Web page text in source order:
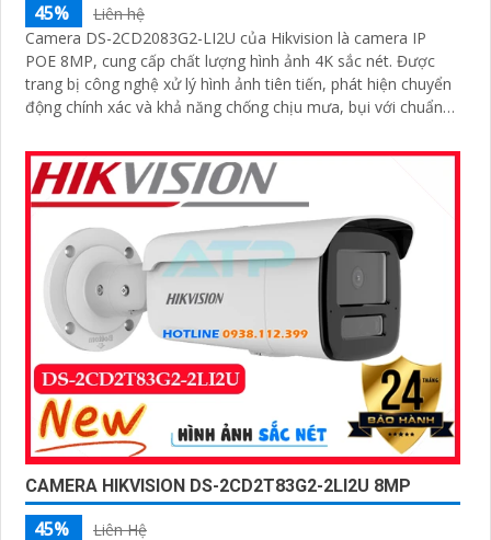
45%
Liên hệ
Camera DS-2CD2083G2-LI2U của Hikvision là camera IP
POE 8MP, cung cấp chất lượng hình ảnh 4K sắc nét. Được
trang bị công nghệ xử lý hình ảnh tiên tiến, phát hiện chuyển
động chính xác và khả năng chống chịu mưa, bụi với chuẩn
CAMERA HIKVISION DS-2CD2T83G2-2LI2U 8MP
45% Liên Hệ